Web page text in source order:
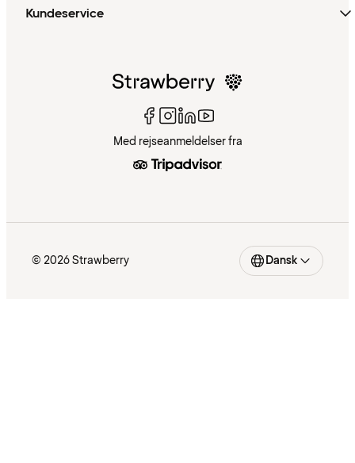
Kundeservice
Med rejseanmeldelser fra
© 2026 Strawberry Dansk